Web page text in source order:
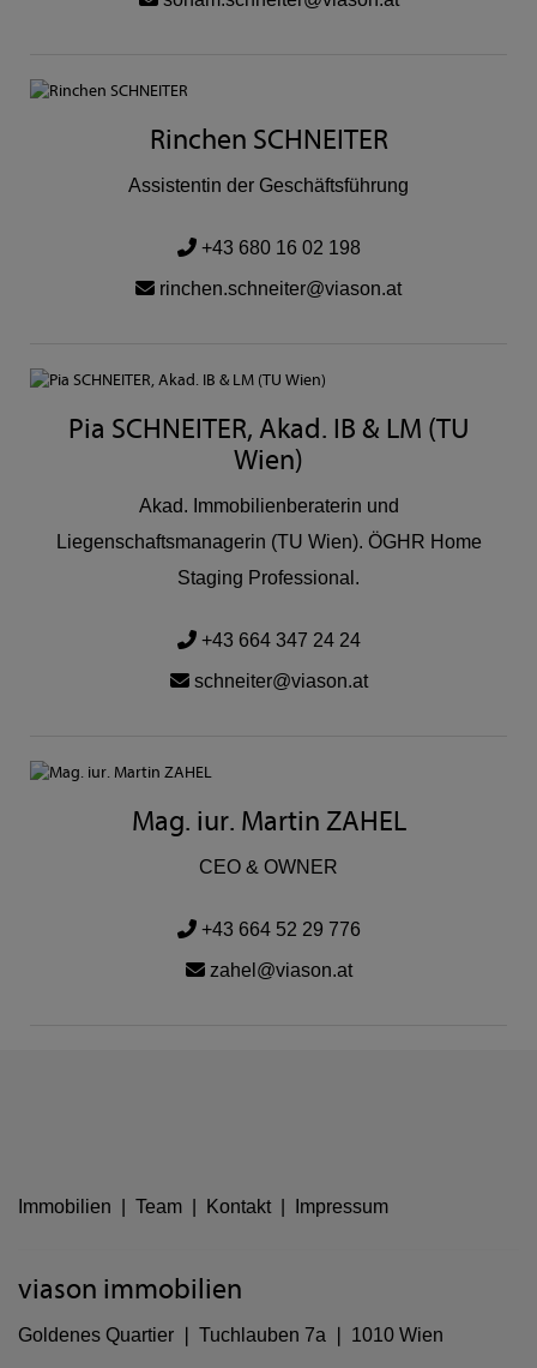
Rinchen SCHNEITER
Assistentin der Geschäftsführung
+43 680 16 02 198
rinchen.schneiter@viason.at
Pia SCHNEITER, Akad. IB & LM (TU
Wien)
Akad. Immobilienberaterin und
Liegenschaftsmanagerin (TU Wien). ÖGHR Home
Staging Professional.
+43 664 347 24 24
schneiter@viason.at
Mag. iur. Martin ZAHEL
CEO & OWNER
+43 664 52 29 776
zahel@viason.at
Immobilien Team Kontakt Impressum
viason immobilien
Goldenes Quartier ❘ Tuchlauben 7a ❘ 1010 Wien